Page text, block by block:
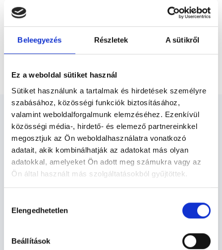
Beleegyezés Részletek A sütikről
Ez a weboldal sütiket használ
Sütiket használunk a tartalmak és hirdetések személyre
szabásához, közösségi funkciók biztosításához,
valamint weboldalforgalmunk elemzéséhez. Ezenkívül
közösségi média-, hirdető- és elemező partnereinkkel
megosztjuk az Ön weboldalhasználatra vonatkozó
adatait, akik kombinálhatják az adatokat más olyan
adatokkal, amelyeket Ön adott meg számukra vagy az
Ön által használt más szolgáltatásokból gyűjtöttek.
szabályzat:https://foglaljorvost.hu/info/foglaljorvost-
kiválasztása
Elengedhetetlen
Beállítások
és szakorvosjelölt esetén.
Főoldal Ultrahangos szakorvos
Ultrahangos szakorvos -
Ultrahang
SZAKTERÜLETEK
Szolgáltatások